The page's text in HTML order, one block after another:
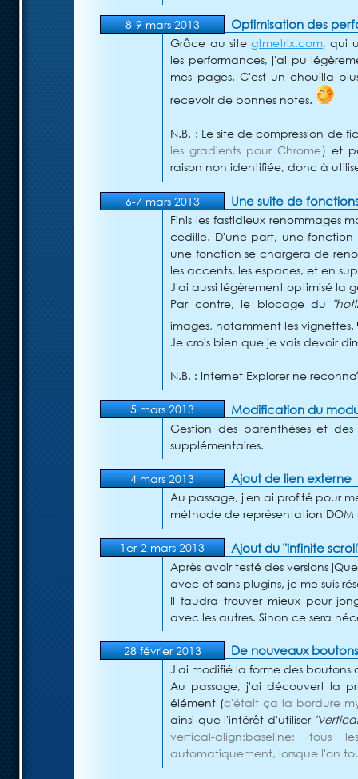
8-9 mars 2013 Optimisation des
Grâce au sitegtmetrix.com, qui
les performances, j'ai pu
mes pages. C'est un chouilla
recevoir de bonnes notes.
N.B. : Le site de compression de
les gradients pour Chrome) et
raison non identifiée, donc à
6-7 mars 2013 Une suite de
Finis les fastidieux renommages
cedille. D'une part, une
une fonction se chargera de
les accents, les espaces, et en
J'ai aussi légèrement optimisé la
Par contre, le blocage du
images, notamment les vignettes.
Je crois bien que je vais devoir
N.B. : Internet Explorer ne
5 mars 2013 Modification du
Gestion des parenthèses et
supplémentaires.
4 mars 2013 Ajout de lien externe
Au passage, j'en ai profité pour
méthode de représentation DOM
1er-2 mars 2013 Ajout du "infinite
Après avoir testé des versions
avec et sans plugins, je me suis
Il faudra trouver mieux pour
avec les autres. Sinon ce sera
28 février 2013 De nouveaux
J'ai modifié la forme des
Au passage, j'ai découvert la
élément (c'était ça la bordure
ainsi que l'intérêt d'utiliser
vertical-align:baseline;
automatiquement, lorsque l'on